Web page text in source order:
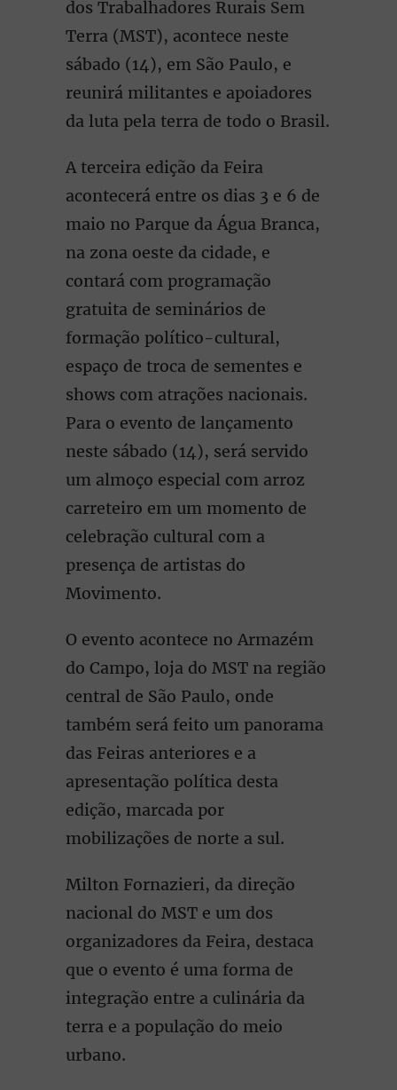
dos Trabalhadores Rurais Sem
Terra (MST), acontece neste
sábado (14), em São Paulo, e
reunirá militantes e apoiadores
da luta pela terra de todo o Brasil.
A terceira edição da Feira
acontecerá entre os dias 3 e 6 de
maio no Parque da Água Branca,
na zona oeste da cidade, e
contará com programação
gratuita de seminários de
formação político-cultural,
espaço de troca de sementes e
shows com atrações nacionais.
Para o evento de lançamento
neste sábado (14), será servido
um almoço especial com arroz
carreteiro em um momento de
celebração cultural com a
presença de artistas do
Movimento.
O evento acontece no Armazém
do Campo, loja do MST na região
central de São Paulo, onde
também será feito um panorama
das Feiras anteriores e a
apresentação política desta
edição, marcada por
mobilizações de norte a sul.
Milton Fornazieri, da direção
nacional do MST e um dos
organizadores da Feira, destaca
que o evento é uma forma de
integração entre a culinária da
terra e a população do meio
urbano.